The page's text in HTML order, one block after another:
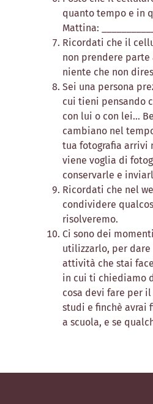
quanto tempo e in
Mattina:
Ricordati che il
non prendere parte
niente che non
Sei una persona
cui tieni pensando
con lui o con lei…
cambiano nel
tua fotografia arrivi
viene voglia di
conservarle e
Ricordati che nel
condividere
risolveremo.
Ci sono dei
utilizzarlo, per dare
attività che stai
in cui ti chiediamo
cosa devi fare per
studi e finchè
a scuola, e se